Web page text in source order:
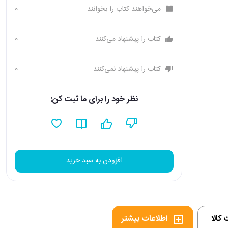
می‌خواهند کتاب را بخوانند. 0
کتاب را پیشنهاد می‌کنند 0
کتاب را پیشنهاد نمی‌کنند 0
نظر خود را برای ما ثبت کن:
افزودن به سبد خرید
کالا اطلاعات بیشتر